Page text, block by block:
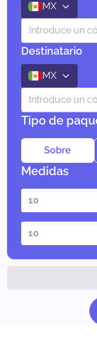
MX
Destinatario
MX
Tipo de
Sobre
Medidas